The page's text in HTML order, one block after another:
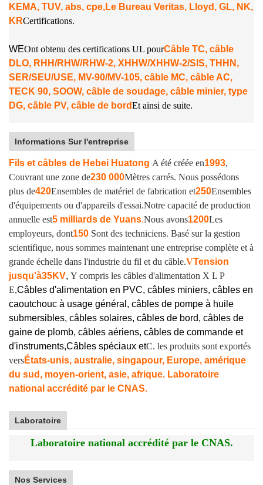
KEMA, TUV, abs, cpe,Le Bureau Veritas, Lloyd, GL, NK,
KRCertifications.
WEOnt obtenu des certifications UL pourCâble TC, câble
DLO, RHH/RHW/RHW-2, XHHW/XHHW-2/SIS, THHN,
SER/SEU/USE, MV-90/MV-105, câble MC, câble AC,
TECK 90, SOOW, câble de soudage, câble minier, type
DG, câble PV, câble de bordEt ainsi de suite.
Informations Sur l'entreprise
Fils et câbles de Hebei Huatong A été créée en1993,
Couvrant une zone de230 000Mètres carrés. Nous possédons
plus de420Ensembles de matériel de fabrication et250Ensembles
d'équipements ou d'appareils d'essai.Notre capacité de production
annuelle est5 milliards de Yuans.Nous avons1200Les
employeurs, dont150 Sont des techniciens. Basé sur la gestion
scientifique, nous sommes maintenant une entreprise complète et à
grande échelle dans l'industrie du fil et du câble.VTension
jusqu'à35KV, Y compris les câbles d'alimentation X L P
E,Câbles d'alimentation en PVC, câbles miniers, câbles en
caoutchouc à usage général, câbles de pompe à huile
submersibles, câbles solaires, câbles de bord, câbles de
gaine de plomb, câbles aériens, câbles de commande et
d'instruments,Câbles spéciaux etC. les produits sont exportés
versÉtats-unis, australie, singapour, Europe, amérique
du sud, moyen-orient, asie, afrique. Laboratoire
national accrédité par le CNAS.
Laboratoire
Laboratoire national accrédité par le CNAS.
Nos Services